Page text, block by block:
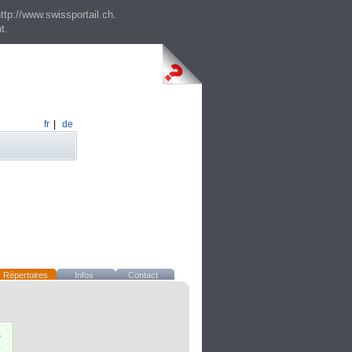
www.swissportail.ch.
fr de
Répertoires Infos Contact